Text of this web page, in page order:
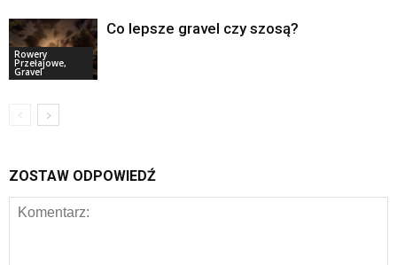
Rowery
Przełajowe,
Gravel
Co lepsze gravel czy szosą?
ZOSTAW ODPOWIEDŹ